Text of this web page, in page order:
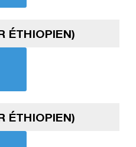
ÉTHIOPIEN)
ÉTHIOPIEN)